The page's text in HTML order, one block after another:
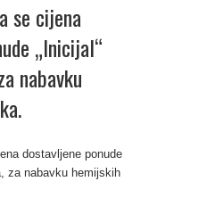
se cijena
„Inicijal“
nabavku
dostavljene ponude
za nabavku hemijskih